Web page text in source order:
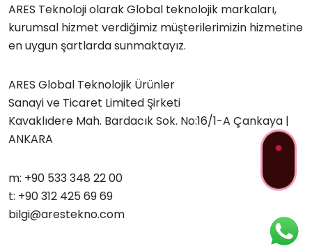
ARES Teknoloji olarak Global teknolojik markaları,
kurumsal hizmet verdiğimiz müşterilerimizin hizmetine
en uygun şartlarda sunmaktayız.
ARES Global Teknolojik Ürünler
Sanayi ve Ticaret Limited Şirketi
Kavaklıdere Mah. Bardacık Sok. No:16/1-A Çankaya |
ANKARA
m: +90 533 348 22 00
t: +90 312 425 69 69
bilgi@arestekno.com